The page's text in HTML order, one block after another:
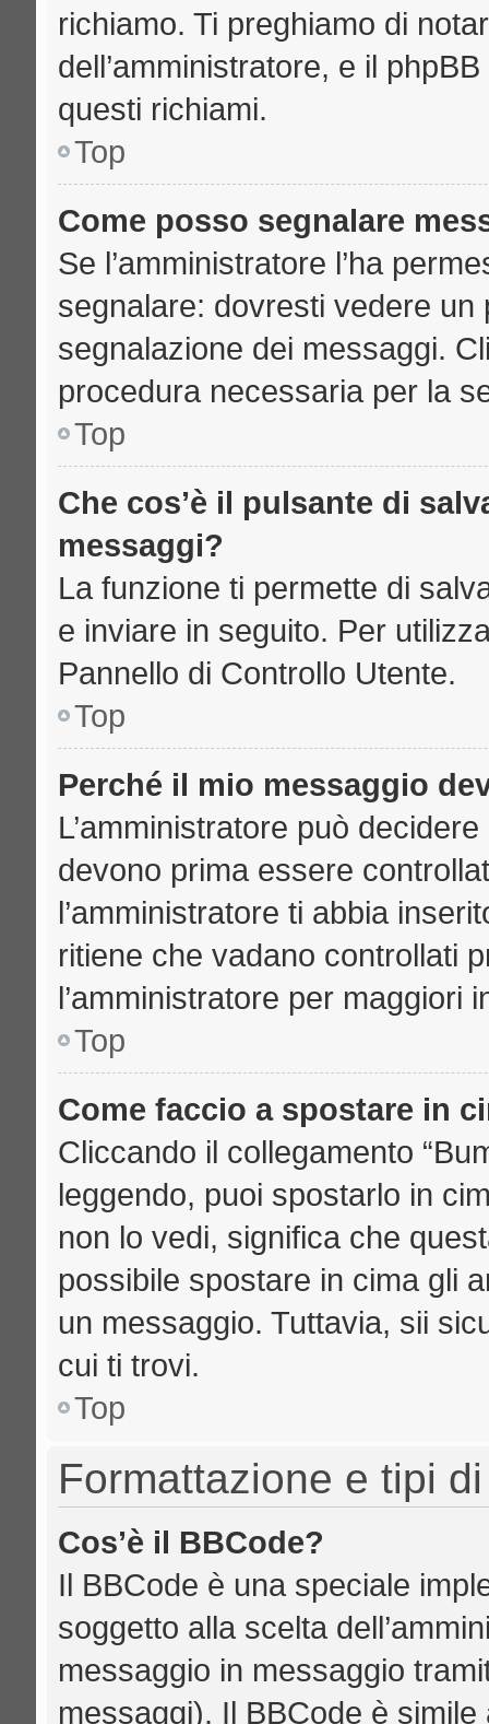
richiamo. Ti preghiamo di
dell’amministratore, e il
questi richiami.
Top
Come posso segnalare
Se l’amministratore l’ha
segnalare: dovresti vedere
segnalazione dei messaggi.
procedura necessaria per la
Top
Che cos’è il pulsante di
messaggi?
La funzione ti permette di
e inviare in seguito. Per
Pannello di Controllo Utente.
Top
Perché il mio messaggio
L’amministratore può
devono prima essere
l’amministratore ti abbia
ritiene che vadano controllati
l’amministratore per maggiori
Top
Come faccio a spostare in
Cliccando il collegamento
leggendo, puoi spostarlo in
non lo vedi, significa che
possibile spostare in cima gli
un messaggio. Tuttavia, sii
cui ti trovi.
Top
Formattazione e tipi
Cos’è il BBCode?
Il BBCode è una speciale
soggetto alla scelta
messaggio in messaggio
messaggi). Il BBCode è